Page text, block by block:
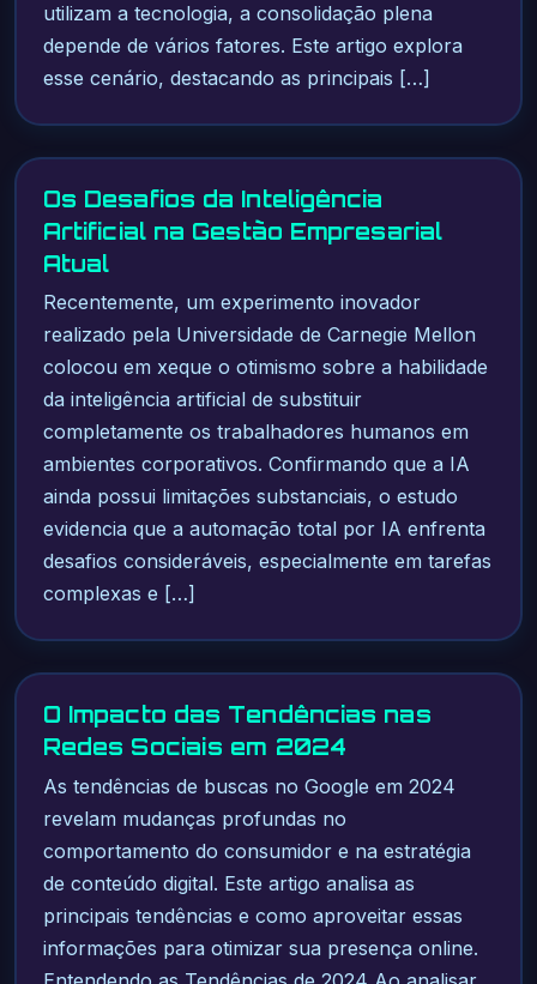
utilizam a tecnologia, a consolidação plena
depende de vários fatores. Este artigo explora
esse cenário, destacando as principais […]
Os Desafios da Inteligência
Artificial na Gestão Empresarial
Atual
Recentemente, um experimento inovador
realizado pela Universidade de Carnegie Mellon
colocou em xeque o otimismo sobre a habilidade
da inteligência artificial de substituir
completamente os trabalhadores humanos em
ambientes corporativos. Confirmando que a IA
ainda possui limitações substanciais, o estudo
evidencia que a automação total por IA enfrenta
desafios consideráveis, especialmente em tarefas
complexas e […]
O Impacto das Tendências nas
Redes Sociais em 2024
As tendências de buscas no Google em 2024
revelam mudanças profundas no
comportamento do consumidor e na estratégia
de conteúdo digital. Este artigo analisa as
principais tendências e como aproveitar essas
informações para otimizar sua presença online.